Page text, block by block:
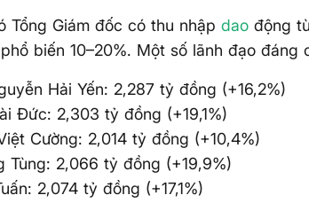
Tổng Giám đốc có thu nhậpdao động
biến 10–20%. Một số lãnh đạo đáng
Hải Yến: 2,287 tỷ đồng (+16,2%)
Đức: 2,303 tỷ đồng (+19,1%)
Cường: 2,014 tỷ đồng (+10,4%)
Tùng: 2,066 tỷ đồng (+19,9%)
2,074 tỷ đồng (+17,1%)